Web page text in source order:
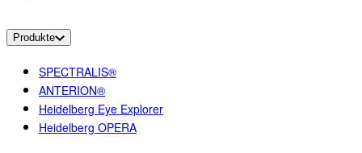
Produkte
SPECTRALIS®
ANTERION®
Heidelberg Eye Explorer
Heidelberg OPERA